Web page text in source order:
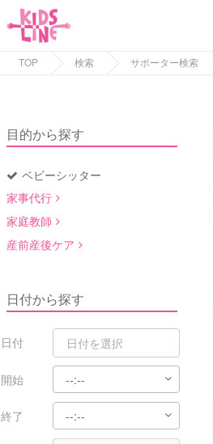
TOP 検索 サポーター検索
目的から探す
ベビーシッター
家事代行
家庭教師
産前産後ケア
日付から探す
日付
開始
終了